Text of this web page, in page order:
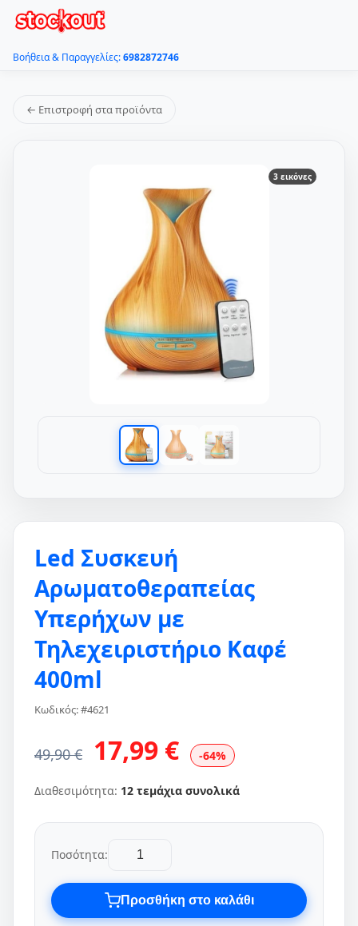
Βοήθεια & Παραγγελίες:6982872746
← Επιστροφή στα προϊόντα
3 εικόνες
Led Συσκευή
Αρωματοθεραπείας
Υπερήχων με
Τηλεχειριστήριο Καφέ
400ml
Κωδικός: #4621
49,90 € 17,99 € -64%
Διαθεσιμότητα: 12 τεμάχια συνολικά
Ποσότητα:
Προσθήκη στο καλάθι